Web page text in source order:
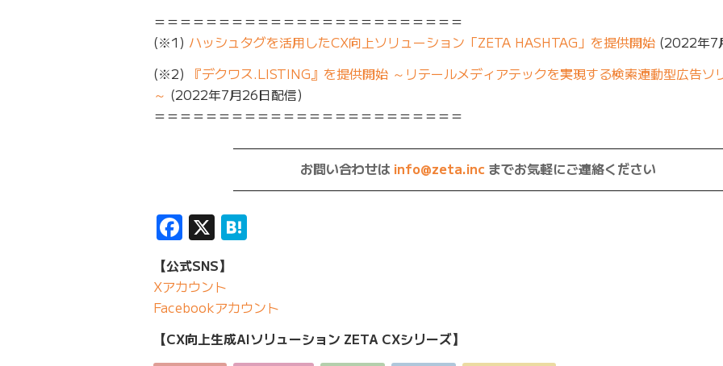
＝＝＝＝＝＝＝＝＝＝＝＝＝＝＝＝＝＝＝＝＝＝＝＝
(※1) ハッシュタグを活用したCX向上ソリューション「ZETA HASHTAG」を提供開始 (2022年7
(※2)
『デクワス.LISTING』を提供開始 ～リテールメディアテックを実現する検索連動型広告ソ
～ (2022年7月26日配信)
＝＝＝＝＝＝＝＝＝＝＝＝＝＝＝＝＝＝＝＝＝＝＝＝
——————————————————————————————————————
お問い合わせは info@zeta.inc までお気軽にご連絡ください
——————————————————————————————————————
Facebook
X
【公式SNS】
Xアカウント
Facebookアカウント
【CX向上生成AIソリューション ZETA CXシリーズ】